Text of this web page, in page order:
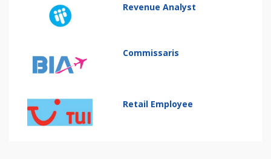
Revenue Analyst
Commissaris
Retail Employee